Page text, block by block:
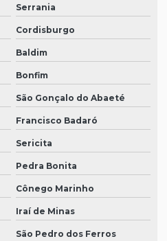
Serrania
Cordisburgo
Baldim
Bonfim
São Gonçalo do Abaeté
Francisco Badaró
Sericita
Pedra Bonita
Cônego Marinho
Iraí de Minas
São Pedro dos Ferros